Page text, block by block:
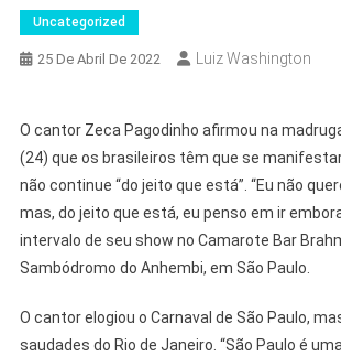
Uncategorized
25 De Abril De 2022 Luiz Washington
O cantor Zeca Pagodinho afirmou na
(24) que os brasileiros têm que se
não continue “do jeito que está”. “Eu não
mas, do jeito que está, eu penso em ir
intervalo de seu show no Camarote Bar
Sambódromo do Anhembi, em São Paulo.
O cantor elogiou o Carnaval de São Paulo,
saudades do Rio de Janeiro. “São Paulo é